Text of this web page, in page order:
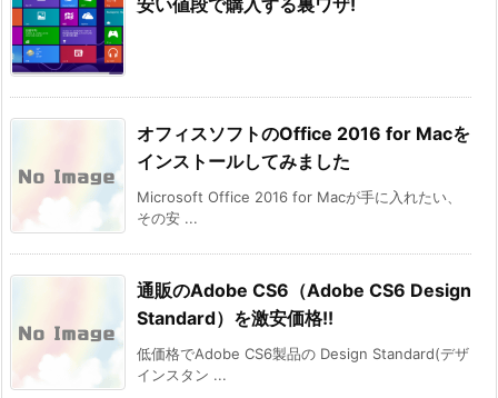
オフィスソフトのOffice 2016 for Macを
インストールしてみました
Microsoft Office 2016 for Macが手に入れたい、
その安 ...
通販のAdobe CS6（Adobe CS6 Design
Standard）を激安価格!!
低価格でAdobe CS6製品の Design Standard(デザ
インスタン ...